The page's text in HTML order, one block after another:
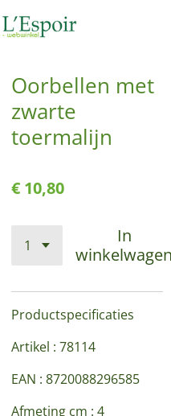
Oorbellen met
zwarte
toermalijn
€ 10,80
In
Productspecificaties
Artikel : 78114
EAN : 8720088296585
Afmeting cm : 4